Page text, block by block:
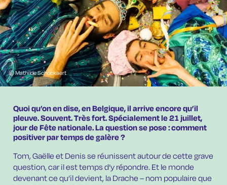
© Mathilde Schockaert
Quoi qu’on en dise, en Belgique, il arrive encore qu’il
pleuve. Souvent. Très fort. Spécialement le 21 juillet,
jour de Fête nationale. La question se pose : comment
positiver par temps de galère ?
Tom, Gaëlle et Denis se réunissent autour de cette grave
question, car il est temps d’y répondre. Et le monde
devenant ce qu’il devient, la Drache – nom populaire que